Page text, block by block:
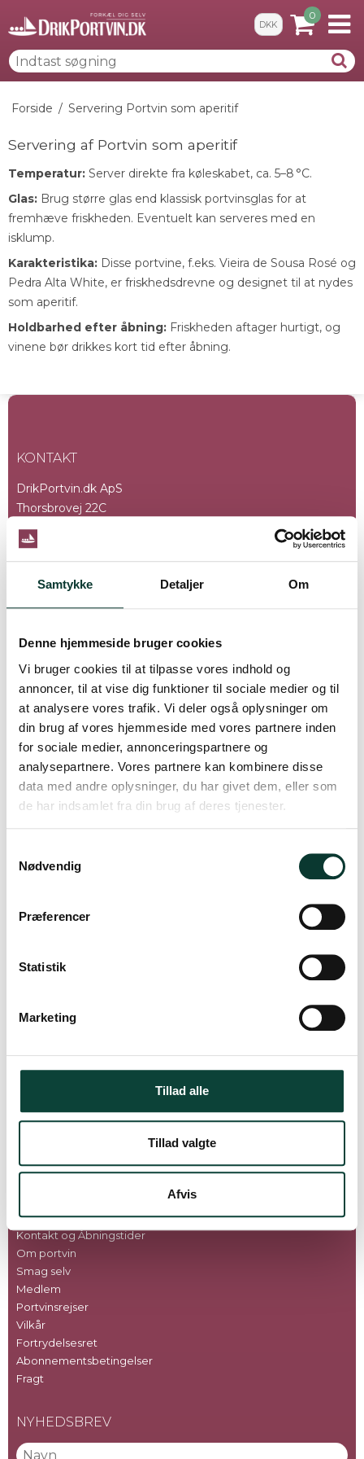
Samtykke Detaljer Om
Denne hjemmeside bruger cookies
Vi bruger cookies til at tilpasse vores indhold og
annoncer, til at vise dig funktioner til sociale medier og til
at analysere vores trafik. Vi deler også oplysninger om
din brug af vores hjemmeside med vores partnere inden
for sociale medier, annonceringspartnere og
analysepartnere. Vores partnere kan kombinere disse
data med andre oplysninger, du har givet dem, eller som
de har indsamlet fra din brug af deres tjenester.
Nødvendig
Præferencer
Statistik
Marketing
Tillad alle
Tillad valgte
Afvis
DKK
0
Forside / Servering Portvin som aperitif
Servering af Portvin som aperitif
Temperatur: Server direkte fra køleskabet, ca. 5–8 °C.
Glas: Brug større glas end klassisk portvinsglas for at
fremhæve friskheden. Eventuelt kan serveres med en
isklump.
Karakteristika: Disse portvine, f.eks. Vieira de Sousa Rosé og
Pedra Alta White, er friskhedsdrevne og designet til at nydes
som aperitif.
Holdbarhed efter åbning: Friskheden aftager hurtigt, og
vinene bør drikkes kort tid efter åbning.
KONTAKT
DrikPortvin.dk ApS
Thorsbrovej 22C
2640 Hedehusene
Danmark
Telefonnr.:
CVR-nummer:32789080
Kun kvalitetsprodukter
Webshop åben 24/7/365
Sikker betaling
Godkendt betalingssystem
Om os
Kontakt og Åbningstider
Om portvin
Smag selv
Medlem
Portvinsrejser
Vilkår
Fortrydelsesret
Abonnementsbetingelser
Fragt
NYHEDSBREV